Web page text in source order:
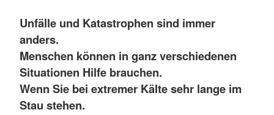
Unfälle und Katastrophen sind immer
anders.
Menschen können in ganz verschiedenen
Situationen Hilfe brauchen.
Wenn Sie bei extremer Kälte sehr lange im
Stau stehen.